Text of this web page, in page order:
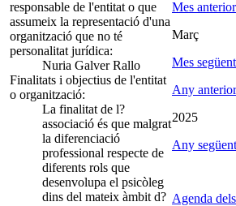
responsable de l'entitat o que
assumeix la representació d'una
organització que no té
personalitat jurídica:
Nuria Galver Rallo
Finalitats i objectius de l'entitat
o organització:
La finalitat de l?
associació és que malgrat
la diferenciació
professional respecte de
diferents rols que
desenvolupa el psicòleg
dins del mateix àmbit d?
Mes anterior
Març
Mes següent
Any anterior
2025
Any següent
Agenda